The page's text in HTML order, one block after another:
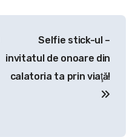
Selfie stick-ul –
invitatul de onoare din
calatoria ta prin viaţă!